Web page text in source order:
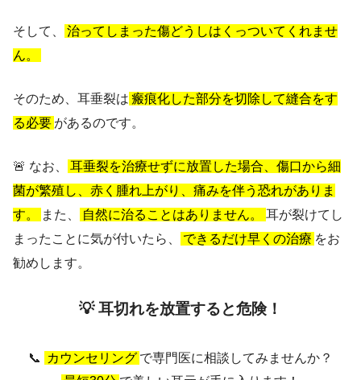
そして、
治ってしまった傷どうしはくっついてくれませ
ん。
そのため、耳垂裂は 瘢痕化した部分を切除して縫合をす
る必要 があるのです。
🚨 なお、
耳垂裂を治療せずに放置した場合、傷口から細
菌が繁殖し、赤く腫れ上がり、痛みを伴う恐れがありま
す。
また、 自然に治ることはありません。
耳が裂けてし
まったことに気が付いたら、
できるだけ早くの治療 をお
勧めします。
💡 耳切れを放置すると危険！
📞 カウンセリング で専門医に相談してみませんか？